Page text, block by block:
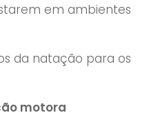
em ambientes
da natação para os
motora